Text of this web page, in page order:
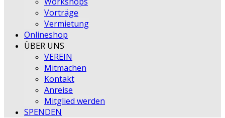
Vorträge
Vermietung
Onlineshop
ÜBER UNS
VEREIN
Mitmachen
Kontakt
Anreise
Mitglied werden
SPENDEN